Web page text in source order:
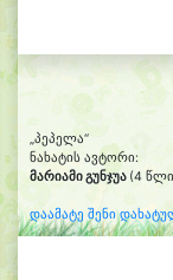
„პეპელა“
ნახატის ავტორი:
მარიამი გუნჯუა (4
დაამატე შენი